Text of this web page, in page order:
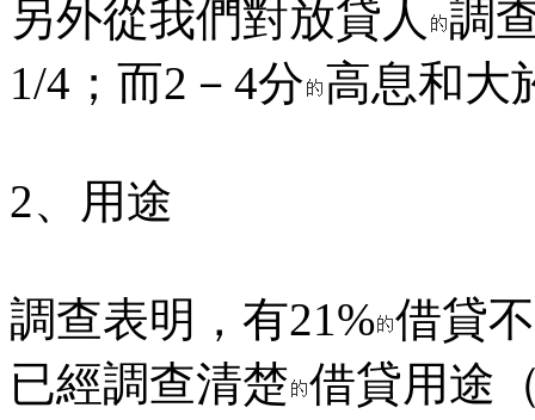
另外從我們對放貸人 調
1/4；而2－4分 高息和大
2、用途
調查表明，有21% 借貸
已經調查清楚 借貸用途